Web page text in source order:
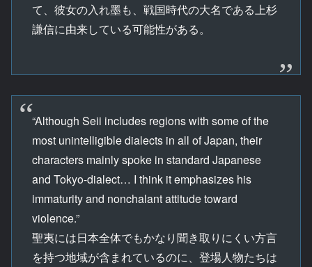
て、彼女の入れ墨も、戦国時代の大名である上杉
謙信に由来している可能性がある。
“Although Seii includes regions with some of the
most unintelligible dialects in all of Japan, their
characters mainly spoke in standard Japanese
and Tokyo-dialect… I think it emphasizes his
immaturity and nonchalant attitude toward
violence.”
聖夷には日本全体でもかなり聞き取りにくい方言
を持つ地域が含まれているのに、登場人物たちは